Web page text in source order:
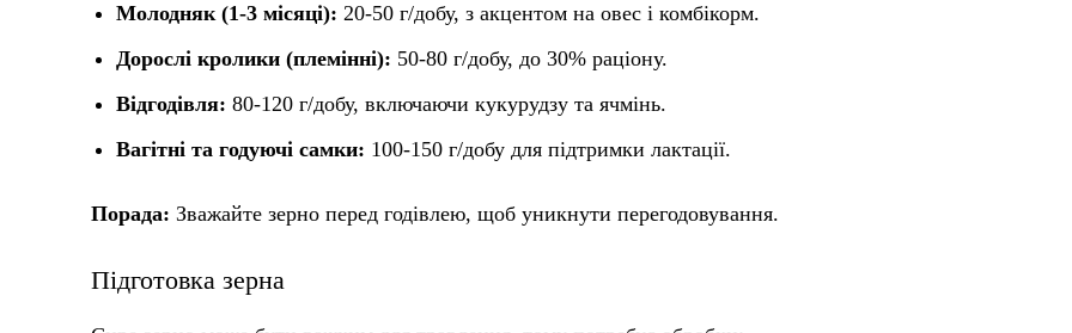
Молодняк (1-3 місяці): 20-50 г/добу, з акцентом на овес і комбікорм.
Дорослі кролики (племінні): 50-80 г/добу, до 30% раціону.
Відгодівля: 80-120 г/добу, включаючи кукурудзу та ячмінь.
Вагітні та годуючі самки: 100-150 г/добу для підтримки лактації.
Порада: Зважайте зерно перед годівлею, щоб уникнути перегодовування.
Підготовка зерна